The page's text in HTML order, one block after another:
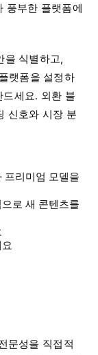
풍부한 플랫폼에
을 식별하고,
랫폼을 설정하
드세요. 외환 블
신호와 시장 분
프리미엄 모델을
로 새 콘텐츠를
문성을 직접적